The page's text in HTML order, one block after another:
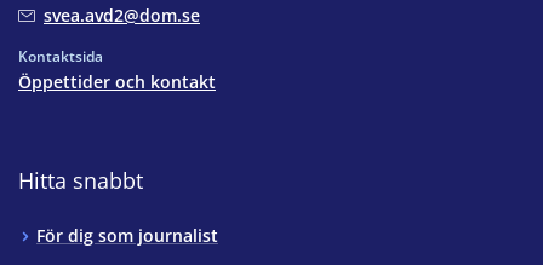
svea.avd2@dom.se
Kontaktsida
Öppettider och kontakt
Hitta snabbt
För dig som journalist